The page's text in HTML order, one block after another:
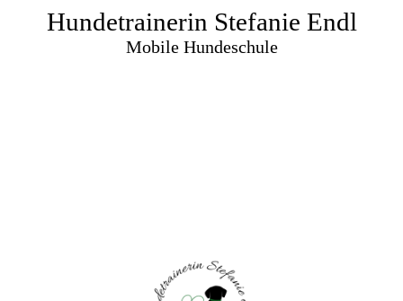
Hundetrainerin Stefanie Endl
Mobile Hundeschule